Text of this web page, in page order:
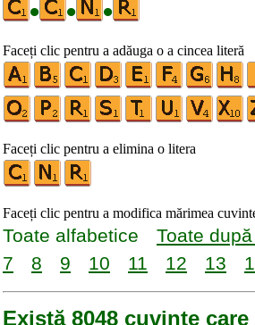
•
• •
Faceți clic pentru a adăuga o a cincea literă
Faceți clic pentru a elimina o litera
Faceți clic pentru a modifica mărimea
Toate alfabetice Toate
7
8 9 10 11 12 13
Există 8048 cuvinte